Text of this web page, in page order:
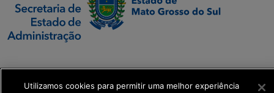
Executiva de
Transformação Digital
Utilizamos cookies para permitir uma melhor experiência